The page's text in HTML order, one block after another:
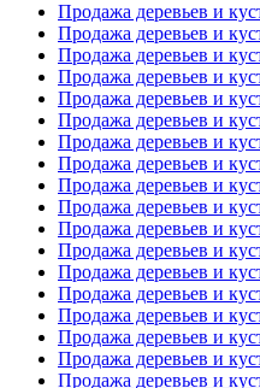
Продажа деревьев и
Продажа деревьев и
Продажа деревьев и
Продажа деревьев и
Продажа деревьев и
Продажа деревьев и
Продажа деревьев и
Продажа деревьев и
Продажа деревьев и
Продажа деревьев и
Продажа деревьев и
Продажа деревьев и
Продажа деревьев и
Продажа деревьев и
Продажа деревьев и
Продажа деревьев и
Продажа деревьев и
Продажа деревьев и